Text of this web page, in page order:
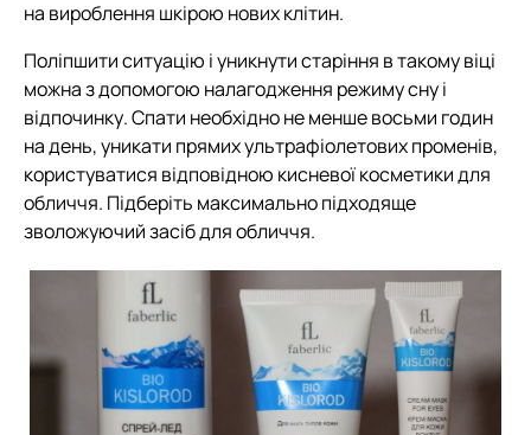
на вироблення шкірою нових клітин.
Поліпшити ситуацію і уникнути старіння в такому віці
можна з допомогою налагодження режиму сну і
відпочинку. Спати необхідно не менше восьми годин
на день, уникати прямих ультрафіолетових променів,
користуватися відповідною кисневої косметики для
обличчя. Підберіть максимально підходяще
зволожуючий засіб для обличчя.